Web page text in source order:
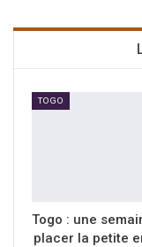
TOGO
Togo : une
placer la petite